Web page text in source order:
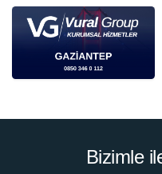
Bizimle